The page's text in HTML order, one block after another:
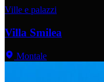
Ville e palazzi
Villa Smilea
Montale